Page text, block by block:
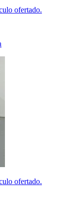
ofertado.
ofertado.